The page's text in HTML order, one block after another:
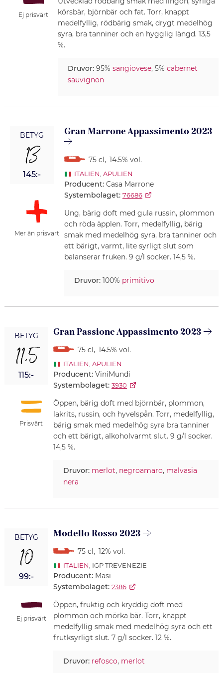
Ej prisvärt
körsbär, björnbär och fat. Torr, knappt
medelfyllig, rödbärig smak, drygt medelhög
syra, bra tanniner och en hygglig längd. 13,5
%.
Druvor:95% sangiovese, 5% cabernet
sauvignon
BETYG
13
145:-
Mer än prisvärt
Gran Marrone Appassimento 2023
75 cl, 14.5% vol.
ITALIEN APULIEN
Producent: Casa Marrone
Systembolaget: 76686
Ung, bärig doft med gula russin, plommon
och röda äpplen. Torr, medelfyllig, bärig
smak med medelhög syra, bra tanniner och
ett bärigt, varmt, lite syrligt slut som
balanserar fruken. 9 g/l socker. 14,5 %.
Druvor:100% primitivo
BETYG
11,5
115:-
Prisvärt
Gran Passione Appassimento 2023
75 cl, 14.5% vol.
ITALIEN APULIEN
Producent: ViniMundi
Systembolaget: 3930
Öppen, bärig doft med björnbär, plommon,
lakrits, russin, och hyvelspån. Torr, medelfyllig,
bärig smak med medelhög syra bra tanniner
och ett bärigt, alkoholvarmt slut. 9 g/l socker.
14,5 %.
Druvor: merlot, negroamaro, malvasia
nera
BETYG
10
99:-
Ej prisvärt
Modello Rosso 2023
75 cl, 12% vol.
ITALIEN , IGP TREVENEZIE
Producent: Masi
Systembolaget: 2386
Öppen, fruktig och kryddig doft med
plommon och mörka bär. Torr, knappt
medelfyllig smak med medelhög syra och ett
frutksyrligt slut. 7 g/l socker. 12 %.
Druvor: refosco, merlot